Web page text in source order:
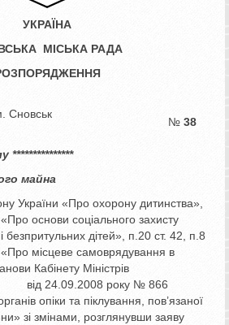
УКРАЇНА
МІСЬКА РАДА
Сновськ
№ 38
***************
майна
України «Про охорону дитинства»,
основи соціального захисту
дітей», п.20 ст. 42, п.8
«Про місцеве самоврядування в
Кабінету Міністрів
року № 866
опіки та піклування, пов’язаної
зі змінами, розглянувши заяву